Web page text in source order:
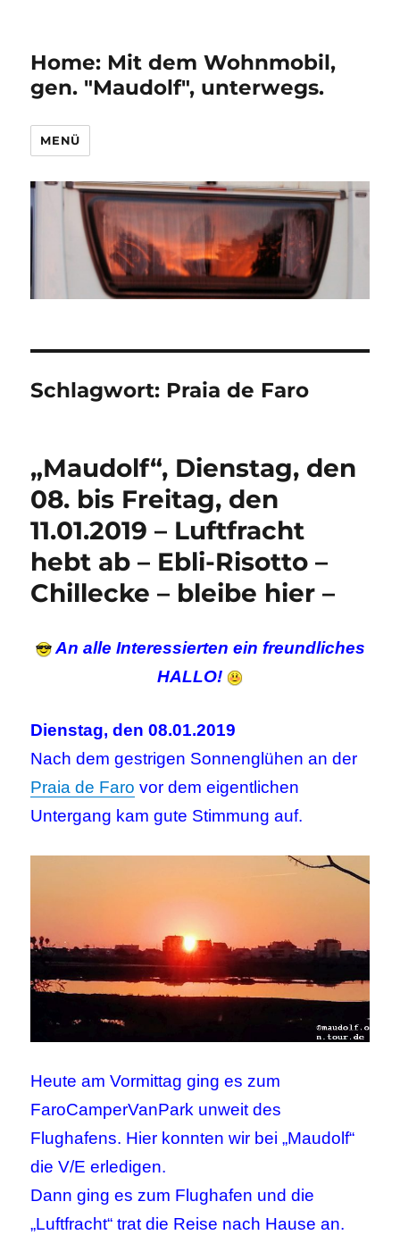
Home: Mit dem Wohnmobil,
gen. "Maudolf", unterwegs.
MENÜ
Schlagwort: Praia de Faro
„Maudolf“, Dienstag, den
08. bis Freitag, den
11.01.2019 – Luftfracht
hebt ab – Ebli-Risotto –
Chillecke – bleibe hier –
An alle Interessierten ein freundliches
HALLO!
Dienstag, den 08.01.2019
Nach dem gestrigen Sonnenglühen an der
Praia de Faro vor dem eigentlichen
Untergang kam gute Stimmung auf.
Heute am Vormittag ging es zum
FaroCamperVanPark unweit des
Flughafens. Hier konnten wir bei „Maudolf“
die V/E erledigen.
Dann ging es zum Flughafen und die
„Luftfracht“ trat die Reise nach Hause an.